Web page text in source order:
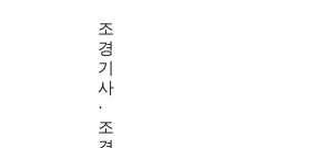
조
경
기
사
·
조